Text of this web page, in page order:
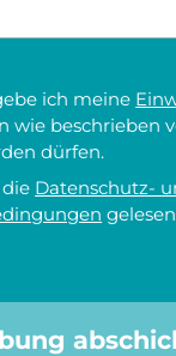
ich meine
wie beschrieben
dürfen.
Datenschutz-